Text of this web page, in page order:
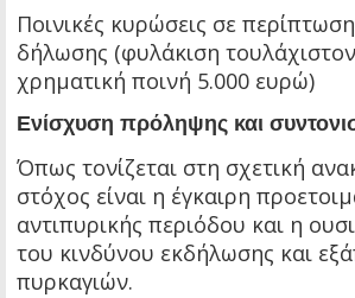
Ποινικές κυρώσεις σε
δήλωσης (φυλάκιση
χρηματική ποινή 5.000 ευρώ)
Ενίσχυση πρόληψης και
Όπως τονίζεται στη σχετική
στόχος είναι η έγκαιρη
αντιπυρικής περιόδου και η
του κινδύνου εκδήλωσης και
πυρκαγιών.